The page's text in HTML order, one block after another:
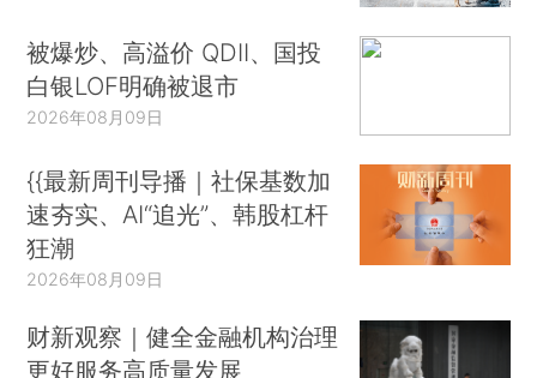
被爆炒、高溢价 QDII、国投
白银LOF明确被退市
2026年08月09日
{{最新周刊导播｜社保基数加
速夯实、AI“追光”、韩股杠杆
狂潮
2026年08月09日
财新观察｜健全金融机构治理
更好服务高质量发展